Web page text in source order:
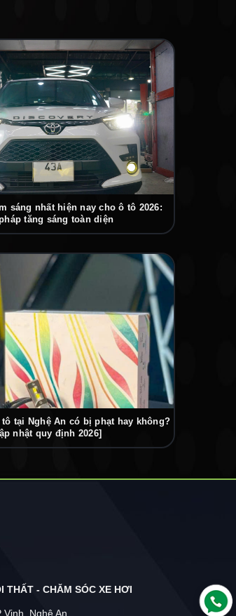
sáng nhất hiện nay cho ô tô 2026:
tăng sáng toàn diện
tại Nghệ An có bị phạt hay không?
nhật quy định 2026]
THẤT - CHĂM SÓC XE HƠI
Nghệ An